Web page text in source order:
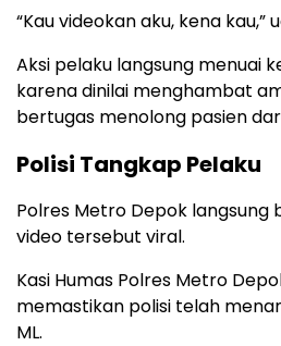
“Kau videokan aku, kena kau,”
Aksi pelaku langsung menuai
karena dinilai menghambat
bertugas menolong pasien
Polisi Tangkap Pelaku
Polres Metro Depok langsung
video tersebut viral.
Kasi Humas Polres Metro
memastikan polisi telah
ML.